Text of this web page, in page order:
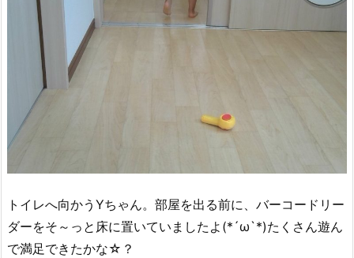
トイレへ向かうYちゃん。部屋を出る前に、バーコードリー
ダーをそ～っと床に置いていましたよ(*´ω`*)たくさん遊ん
で満足できたかな☆？